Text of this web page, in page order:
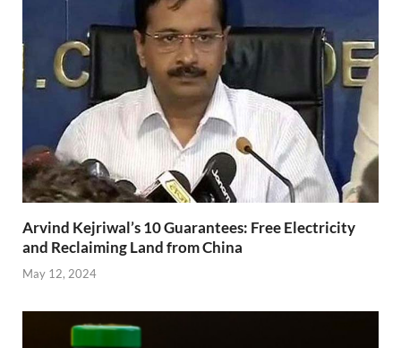
Arvind Kejriwal’s 10 Guarantees: Free Electricity
and Reclaiming Land from China
May 12, 2024